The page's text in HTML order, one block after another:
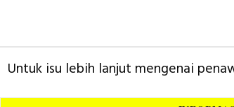
Untuk isu lebih lanjut mengenai